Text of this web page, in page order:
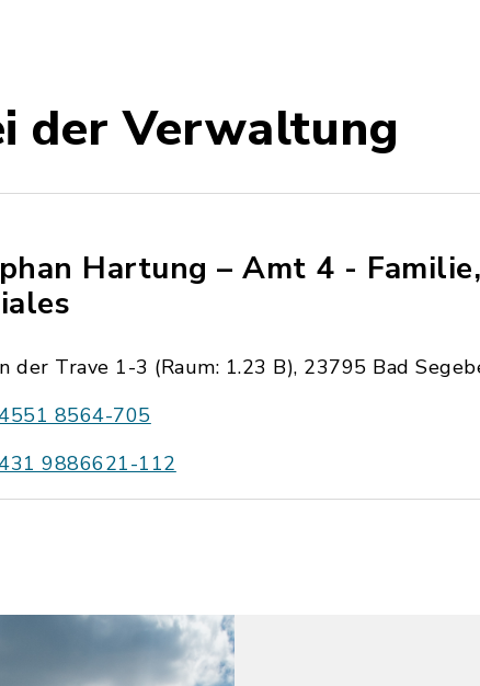
der Verwaltung
Hartung – Amt 4 -
der Trave 1-3 (Raum: 1.23 B), 23795 Bad
8564-705
9886621-112